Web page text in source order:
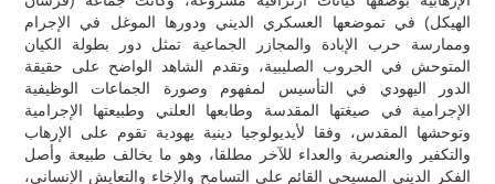
الهيكل) في تموضعها العسكري الديني ودورها الموغل في الإجرام
وممارسة حرب الإبادة والمجازر الجماعية تمثل دور بطولة الكيان
المتوحش في الحروب الصليبية، وتقدم الشاهد الواضح على حقيقة
الدور اليهودي في التأسيس لمفهوم وصورة الجماعات الوظيفية
الإجرامية في صيغتها المقدسة وطابعها العلني وطبيعتها الإجرامية
وتوحشها المقدس، وفقا لأيديولوجيا دينية يهودية تقوم على الإرهاب
والتكفير والعنصرية والعداء للآخر مطلقا، وهو ما يخالف طبيعة وأصل
الفكر الديني المسيحي القائم على التسامح والإخاء والتعايش الإنساني،